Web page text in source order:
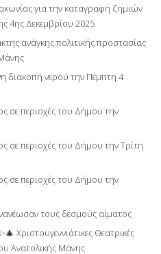
για την καταγραφή ζημιών
4ης Δεκεμβρίου 2025
ανάγκης πολιτικής προστασίας
διακοπή νερού την Πέμπτη 4
σε περιοχές του Δήμου την
σε περιοχές του Δήμου την Τρίτη
σε περιοχές του Δήμου την
τους δεσμούς αίματος
Χριστουγεννιάτικες Θεατρικές
Ανατολικής Μάνης